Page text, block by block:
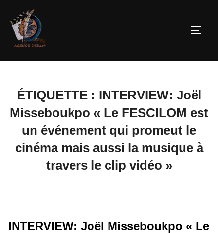
ÉTIQUETTE : INTERVIEW: Joël
Misseboukpo « Le FESCILOM est
un événement qui promeut le
cinéma mais aussi la musique à
travers le clip vidéo »
INTERVIEW: Joël Misseboukpo « Le